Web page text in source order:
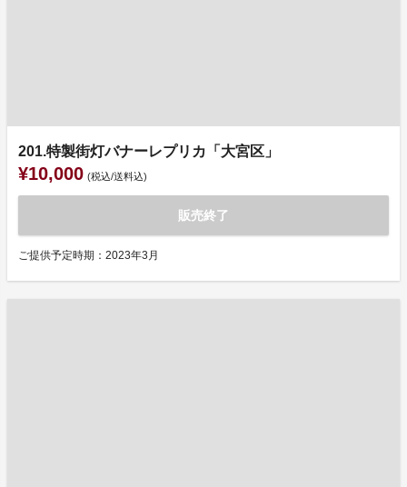
201.特製街灯バナーレプリカ「大宮区」
¥10,000 (税込/送料込)
販売終了
ご提供予定時期：2023年3月